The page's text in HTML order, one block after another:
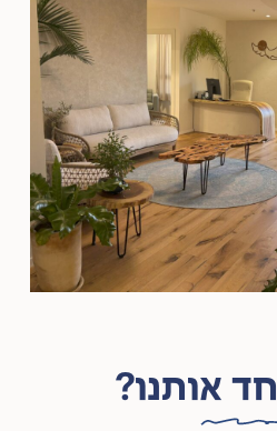
אותנו?